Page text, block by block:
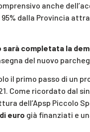
anche
dalla Provincia
sarà completata la
del nuovo
il primo passo di un
Come ricordato dal
dell’Apsp Piccolo
euro già finanziati e